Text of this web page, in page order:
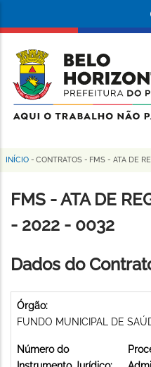
conteúdo
principal
da
Prefeitura
de
Horizonte
Trilha
de
navegação
INÍCIO - CONTRATOS - FMS - ATA DE
FMS - ATA DE
- 2022 - 0032
Dados do
Órgão:
FUNDO MUNICIPAL DE
Número do